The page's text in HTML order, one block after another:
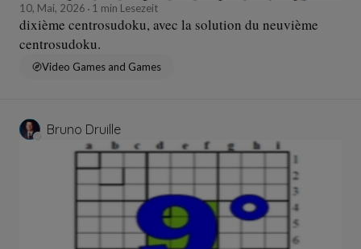
10, Mai, 2026 1 min Lesezeit
dixième centrosudoku, avec la solution du neuvième
centrosudoku.
Video Games and Games
Bruno Druille